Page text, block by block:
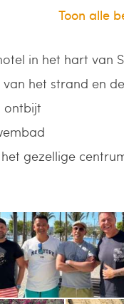
Toon alle
in het hart van
het strand en
ontbijt
gezellige